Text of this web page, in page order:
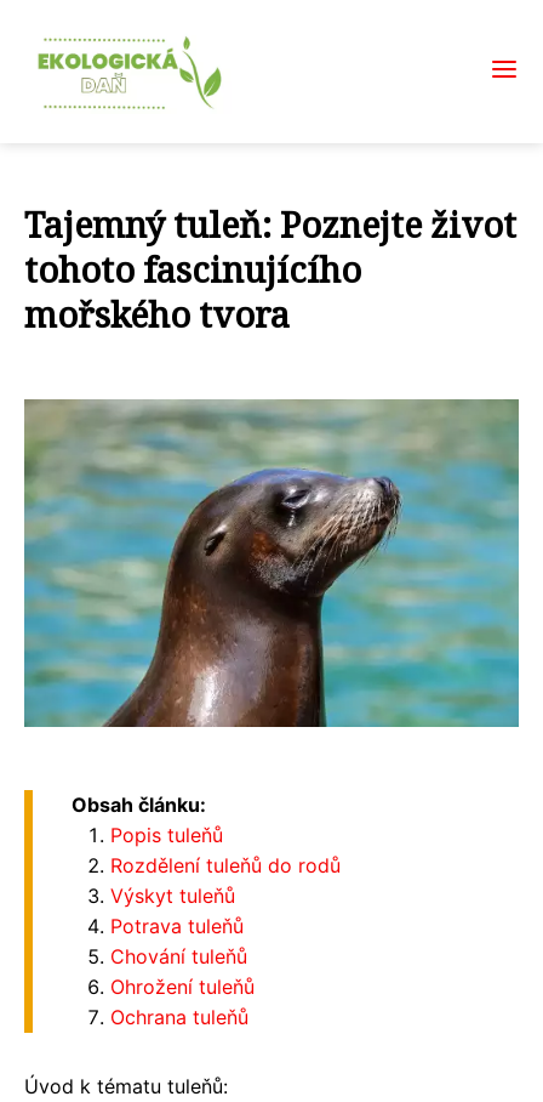
Tajemný tuleň: Poznejte život
tohoto fascinujícího
mořského tvora
Obsah článku:
Popis tuleňů
Rozdělení tuleňů do rodů
Výskyt tuleňů
Potrava tuleňů
Chování tuleňů
Ohrožení tuleňů
Ochrana tuleňů
Úvod k tématu tuleňů: